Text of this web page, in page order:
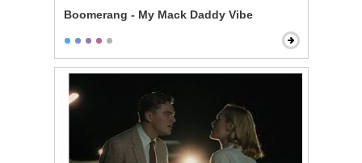
Boomerang - My Mack Daddy Vibe